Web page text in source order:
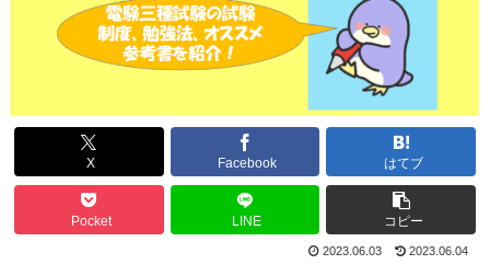
X Facebook はてブ
Pocket LINE コピー
2023.06.03 2023.06.04